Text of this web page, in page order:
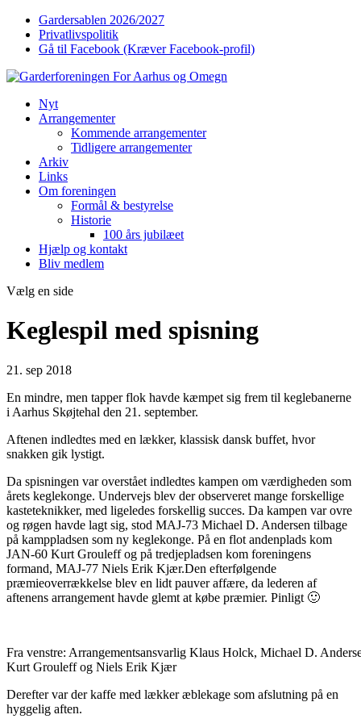
Gardersablen 2026/2027
Privatlivspolitik
Gå til Facebook (Kræver Facebook-profil)
Nyt
Arrangementer
Kommende arrangementer
Tidligere arrangementer
Arkiv
Links
Om foreningen
Formål & bestyrelse
Historie
100 års jubilæet
Hjælp og kontakt
Bliv medlem
Vælg en side
Keglespil med spisning
21. sep 2018
En mindre, men tapper flok havde kæmpet sig frem til keglebanerne
i Aarhus Skøjtehal den 21. september.
Aftenen indledtes med en lækker, klassisk dansk buffet, hvor
snakken gik lystigt.
Da spisningen var overstået indledtes kampen om værdigheden som
årets keglekonge. Undervejs blev der observeret mange forskellige
kasteteknikker, med ligeledes forskellig succes. Da kampen var ovre
og røgen havde lagt sig, stod MAJ-73 Michael D. Andersen tilbage
på kamppladsen som ny keglekonge. På en flot andenplads kom
JAN-60 Kurt Grouleff og på tredjepladsen kom foreningens
formand, MAJ-77 Niels Erik Kjær.Den efterfølgende
præmieoverrækkelse blev en lidt pauver affære, da lederen af
aftenens arrangement havde glemt at købe præmier. Pinligt 🙂
Fra venstre: Arrangementsansvarlig Klaus Holck, Michael D.
Kurt Grouleff og Niels Erik Kjær
Derefter var der kaffe med lækker æblekage som afslutning på en
hyggelig aften.